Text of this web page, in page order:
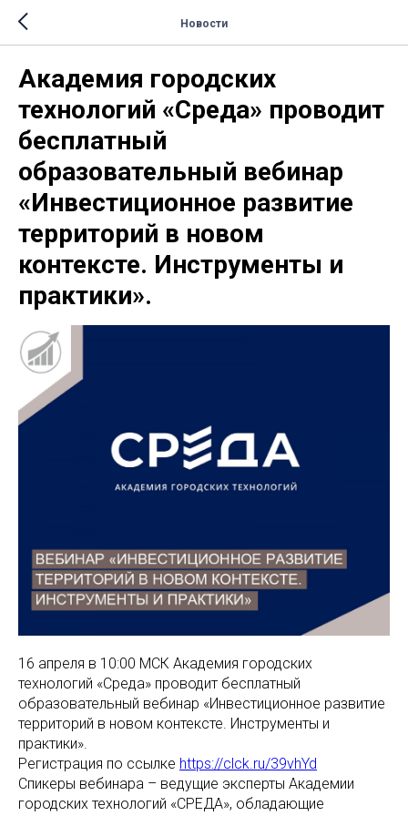
Новости
Академия городских
технологий «Среда» проводит
бесплатный
образовательный вебинар
«Инвестиционное развитие
территорий в новом
контексте. Инструменты и
практики».
16 апреля в 10:00 МСК Академия городских
технологий «Среда» проводит бесплатный
образовательный вебинар «Инвестиционное развитие
территорий в новом контексте. Инструменты и
практики».
Регистрация по ссылке https://clck.ru/39vhYd
Спикеры вебинара – ведущие эксперты Академии
городских технологий «СРЕДА», обладающие